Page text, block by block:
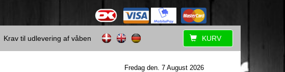
Krav til udlevering af våben KURV
Fredag den. 7 August 2026